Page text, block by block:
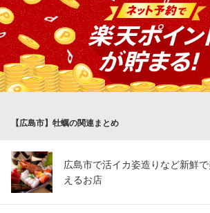
も抜群です。牡蠣の他にもウニホーレン、ガ
各種取り揃えておりますので、ぜひ広島の味
い。
居酒屋 民宿
大宴会場＆個室！旨い店
【広島市】牡蠣の関連まとめ
広島市で活イカ姿造りなど新鮮
えるお店